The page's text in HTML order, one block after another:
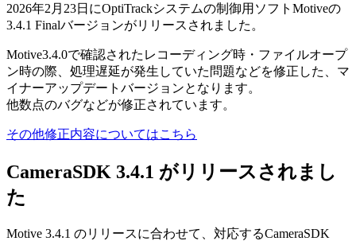
2026年2月23日にOptiTrackシステムの制御用ソフトMotiveの
3.4.1 Finalバージョンがリリースされました。
Motive3.4.0で確認されたレコーディング時・ファイルオープ
ン時の際、処理遅延が発生していた問題などを修正した、マ
イナーアップデートバージョンとなります。
他数点のバグなどが修正されています。
その他修正内容についてはこちら
CameraSDK 3.4.1 がリリースされまし
た
Motive 3.4.1 のリリースに合わせて、対応するCameraSDK